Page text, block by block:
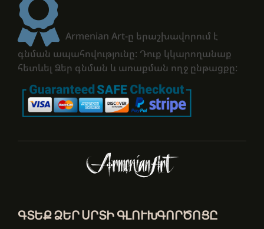
Armenian Art-ը երաշխավորում է
գնման ապահովությունը: Դուք կկարողանաք
հետևել Ձեր գնման և առաքման ողջ ընթացքը:
ԳՏԵՔ ՁԵՐ ՍՐՏԻ ԳԼՈՒԽԳՈՐԾՈՑԸ